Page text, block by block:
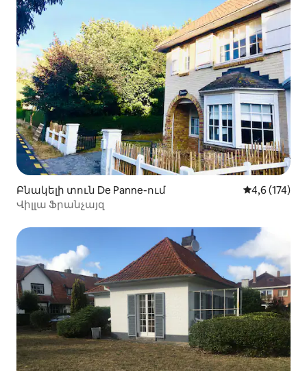
Բնակելի տուն De Panne-ում Միջին
4,6 (174)
Վիլլա Ֆրանչայզ